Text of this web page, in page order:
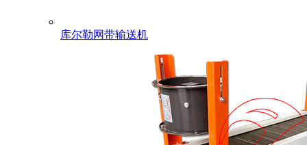
库尔勒网带输送机